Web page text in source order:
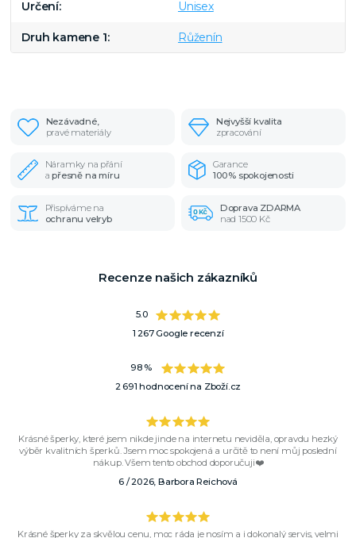
Určení Unisex
Druh kamene 1 Růženín
Nezávadné,
pravé materiály
Nejvyšší kvalita
zpracování
Náramky na přání
apřesně na míru
Garance
100% spokojenosti
Přispíváme na
ochranu velryb
Doprava ZDARMA
nad 1500 Kč
Recenze našich zákazníků
5.0
1 267 Google recenzí
98 %
2 691 hodnocení na Zboží.cz
Krásné šperky, které jsem nikde jinde na internetu neviděla, opravdu hezký
výběr kvalitních šperků. Jsem moc spokojená a určitě to není můj poslední
nákup. Všem tento obchod doporučuji❤️
6 / 2026, Barbora Reichová
Krásné šperky za skvělou cenu, moc ráda je nosím a i dokonalý servis, velmi